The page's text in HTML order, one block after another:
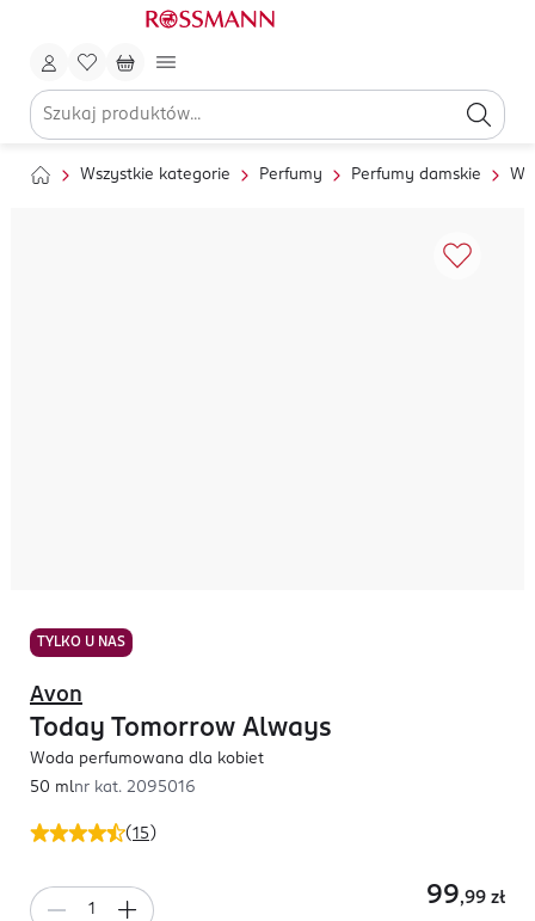
Wszystkie kategorie Perfumy Perfumy damskie
TYLKO U NAS
(15 )
Avon
Today Tomorrow Always
Woda perfumowana dla kobiet
50 mlnr kat. 2095016
99,99 zł